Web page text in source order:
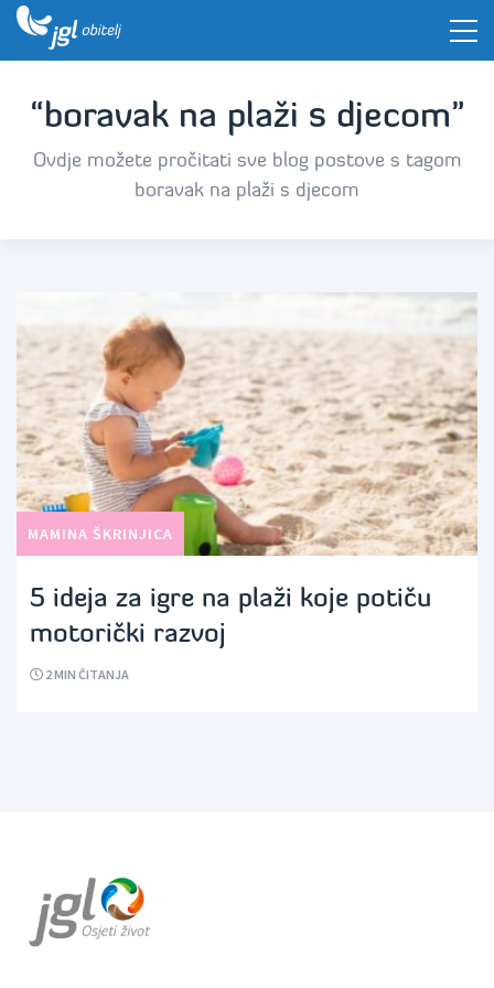
“boravak na plaži s djecom”
Ovdje možete pročitati sve blog postove s tagom
boravak na plaži s djecom
MAMINA ŠKRINJICA
5 ideja za igre na plaži koje potiču
motorički razvoj
2MIN ČITANJA